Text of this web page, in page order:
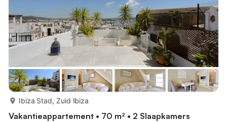
Ibiza Stad, Zuid Ibiza
Vakantieappartement • 70 m² • 2 Slaapkamers